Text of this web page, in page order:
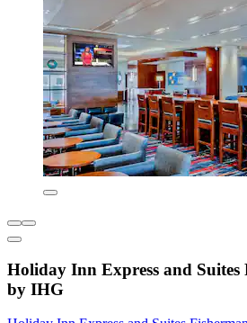
Holiday Inn Express and
by IHG